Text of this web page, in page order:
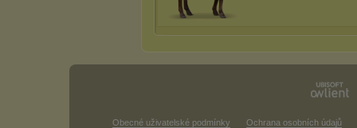
Obecné uživatelské podmínky Ochrana osobních údajů